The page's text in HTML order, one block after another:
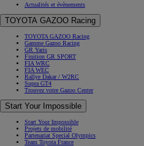
Actualités et évènements
TOYOTA GAZOO Racing
TOYOTA GAZOO Racing
Gamme Gazoo Racing
GR Yaris
Finition GR SPORT
FIA WRC
FIA WEC
Rallye Dakar / W2RC
Supra GT4
Trouvez votre Gazoo Center
Start Your Impossible
Start Your Impossible
Projets de mobilité
Partenariat Special Olympics
Team Toyota France